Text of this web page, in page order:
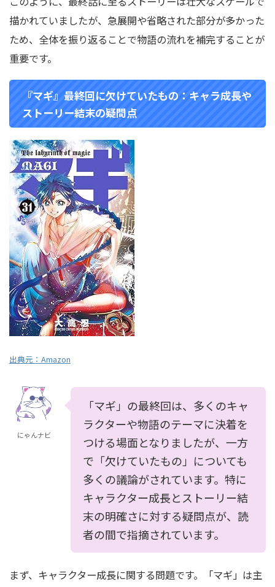
描かれていましたが、急展開や省略された部分が多かった
ため、全体を振り返ることで物語の流れを補完することが
重要です。
『マギ』最終回に欠けていたもの：キャラ成長や
ストーリー結末の疑問点
出典元： Amazon
にゃんナビ
「マギ」の最終回は、多くのキャ
ラクターや物語のテーマに決着を
つける場面となりましたが、一方
で「欠けていたもの」についても
多くの議論がされています。特に
キャラクター成長とストーリー結
末の明確さに対する疑問点が、読
者の間で指摘されています。
まず、キャラクター成長に関する問題です。「マギ」は主